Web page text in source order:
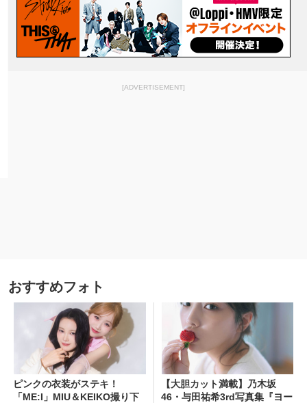
[ADVERTISEMENT]
おすすめフォト
ピンクの衣装がステキ！
「ME:I」MIU＆KEIKO撮り下
【大胆カット満載】乃木坂
46・与田祐希3rd写真集『ヨー